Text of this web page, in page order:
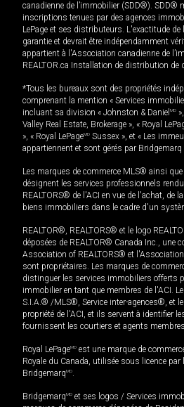
canadienne de l’immobilier (SDD®). SDD®
inscriptions tenues par des agences
LePage et ses distributeurs. L'exactitude
garantie et devrait être indépendamment
appartient à l'Association canadienne de
REALTOR.ca Installation de distribution de
*Tous les bureaux sont des propriétés
comprenant la mention « Services
incluant sa division « Johnston & Daniel MD
Valley Real Estate, Brokerage », « Royal
», « Royal LePageMD Sussex », et « Les
appartiennent et sont gérés par Bridgemarq
Les marques de commerce MLS® ainsi
désignent les services professionnels
REALTORS® de l'ACI en vue de l'achat, de
biens immobiliers dans le cadre d'un
REALTOR®, REALTORS® et le logo
déposées de REALTOR® Canada Inc., une
Association of REALTORS® et
sont propriétaires. Les marques de
distinguer les services immobiliers offerts
immobilier en tant que membres de l'ACI.
S.I.A.® /MLS®, Service inter-agences®, et
propriété de l'ACI, et ils servent à identifier
fournissent les courtiers et agents
Royal LePageMD est une marque de
Royale du Canada, utilisée sous licence
BridgemarqMD.
BridgemarqMD et ses logos / Services